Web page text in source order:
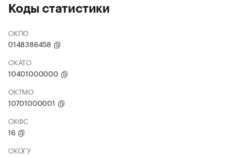
Коды статистики
ОКПО
0148386458
ОКАТО
10401000000
ОКТМО
10701000001
ОКФС
16
ОКОГУ